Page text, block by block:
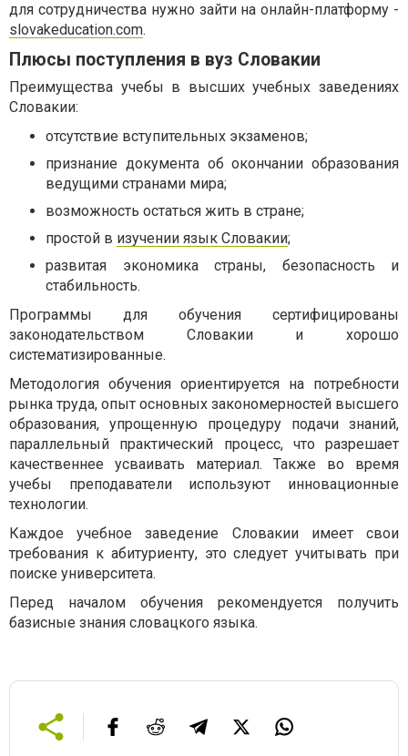
для сотрудничества нужно зайти на онлайн-платформу -
slovakeducation.com.
Плюсы поступления в вуз Словакии
Преимущества учебы в высших учебных заведениях
Словакии:
отсутствие вступительных экзаменов;
признание документа об окончании образования
ведущими странами мира;
возможность остаться жить в стране;
простой в изучении язык Словакии;
развитая экономика страны, безопасность и
стабильность.
Программы для обучения сертифицированы
законодательством Словакии и хорошо
систематизированные.
Методология обучения ориентируется на потребности
рынка труда, опыт основных закономерностей высшего
образования, упрощенную процедуру подачи знаний,
параллельный практический процесс, что разрешает
качественнее усваивать материал. Также во время
учебы преподаватели используют инновационные
технологии.
Каждое учебное заведение Словакии имеет свои
требования к абитуриенту, это следует учитывать при
поиске университета.
Перед началом обучения рекомендуется получить
базисные знания словацкого языка.